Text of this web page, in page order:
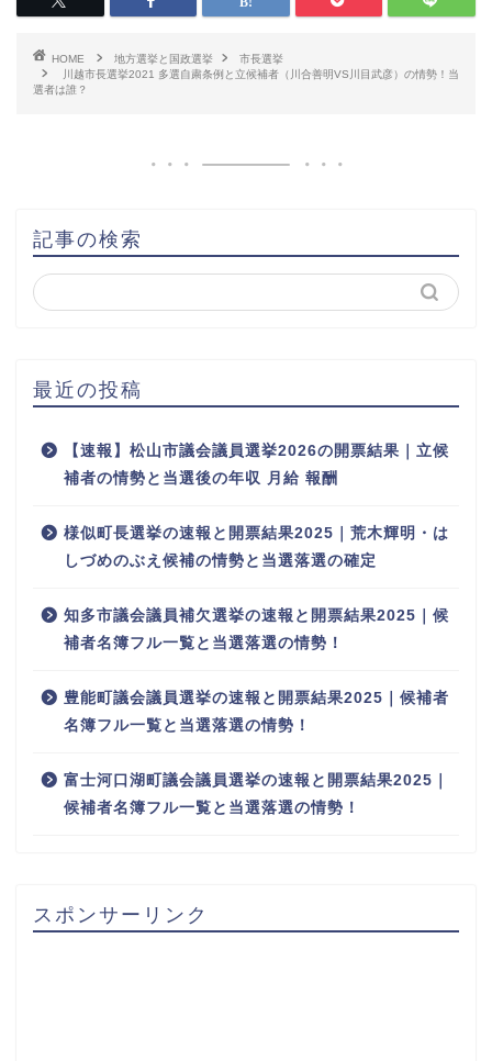
HOME 地方選挙と国政選挙
市長選挙
川越市長選挙2021 多選自粛条例と立候補者（川合善明VS川目武彦）の情勢！当
選者は誰？
記事の検索
最近の投稿
【速報】松山市議会議員選挙2026の開票結果｜立候
補者の情勢と当選後の年収 月給 報酬
様似町長選挙の速報と開票結果2025｜荒木輝明・は
しづめのぶえ候補の情勢と当選落選の確定
知多市議会議員補欠選挙の速報と開票結果2025｜候
補者名簿フル一覧と当選落選の情勢！
豊能町議会議員選挙の速報と開票結果2025｜候補者
名簿フル一覧と当選落選の情勢！
富士河口湖町議会議員選挙の速報と開票結果2025｜
候補者名簿フル一覧と当選落選の情勢！
スポンサーリンク